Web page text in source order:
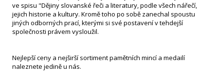
ve spisu "Dějiny slovanské řeči a literatury, podle všech nářečí,
jejich historie a kultury. Kromě toho po sobě zanechal spoustu
jiných odborných prací, kterými si své postavení v tehdejší
společnosti právem vysloužil.
Nejlepší ceny a nejširší sortiment pamětních mincí a medailí
naleznete jedině u nás.